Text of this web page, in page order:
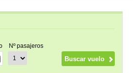
Nº pasajeros